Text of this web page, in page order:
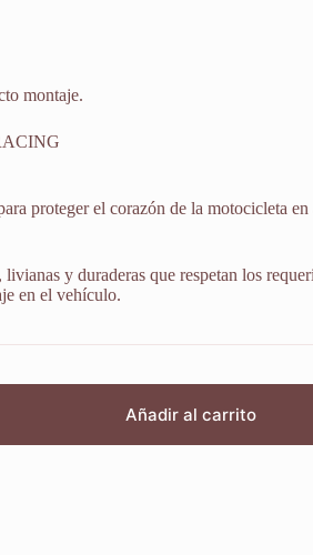
montaje.
proteger el corazón de la motocicleta
y duraderas que respetan los
en el vehículo.
Añadir al carrito